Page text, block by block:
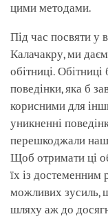
цими методами.
Під час посвяти у
Калачакру, ми
обітниці.
поведінки, яка б
корисними для
уникненні
перешкоджали
Щоб отримати ці
їх із достеменним
можливих зусиль,
шляху аж до